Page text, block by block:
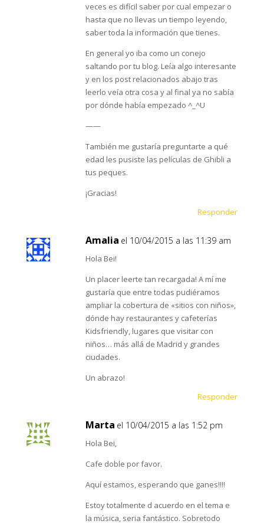
veces es difícil saber por cual empezar o
hasta que no llevas un tiempo leyendo,
saber toda la información que tienes.
En general yo iba como un conejo
saltando por tu blog. Leía algo interesante
y en los post relacionados abajo tras
leerlo veía otra cosa y al final ya no sabía
por dónde había empezado ^_^U
——
También me gustaría preguntarte a qué
edad les pusiste las películas de Ghibli a
tus peques.
¡Gracias!
Responder
Amalia el 10/04/2015 a las 11:39 am
Hola Bei!
Un placer leerte tan recargada! A mí me
gustaría que entre todas pudiéramos
ampliar la cobertura de «sitios con niños»,
dónde hay restaurantes y cafeterías
Kidsfriendly, lugares que visitar con
niños… más allá de Madrid y grandes
ciudades.
Un abrazo!
Responder
Marta el 10/04/2015 a las 1:52 pm
Hola Bei,
Cafe doble por favor.
Aquí estamos, esperando que ganes!!!!
Estoy totalmente d acuerdo en el tema e
la música, seria fantástico. Sobretodo